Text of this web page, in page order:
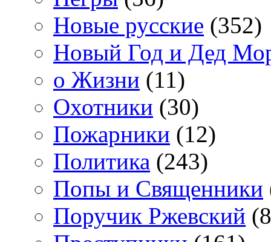
Новые русские (352)
Новый Год и Дед
о Жизни (11)
Охотники (30)
Пожарники (12)
Политика (243)
Попы и Священники
Поручик Ржевский